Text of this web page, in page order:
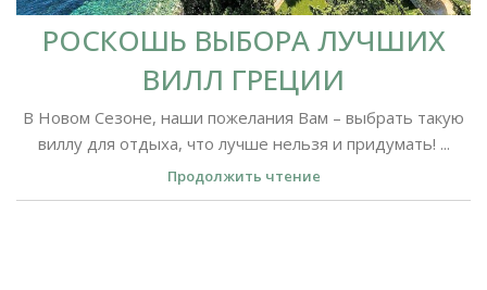
РОСКОШЬ ВЫБОРА ЛУЧШИХ
ВИЛЛ ГРЕЦИИ
В Новом Сезоне, наши пожелания Вам – выбрать такую
виллу для отдыха, что лучше нельзя и придумать! ...
Продолжить чтение